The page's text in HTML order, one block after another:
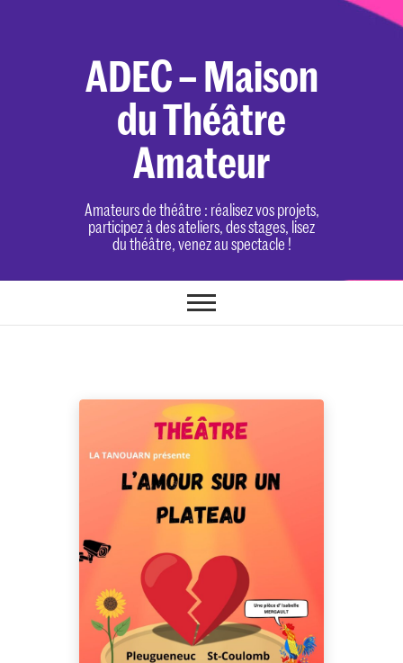
ADEC – Maison
du Théâtre
Amateur
Amateurs de théâtre : réalisez vos projets,
participez à des ateliers, des stages, lisez
du théâtre, venez au spectacle !